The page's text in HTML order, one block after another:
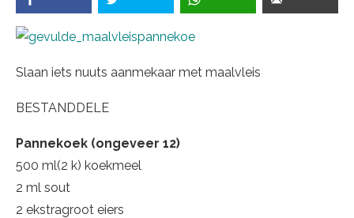
Slaan iets nuuts aanmekaar met maalvleis
BESTANDDELE
Pannekoek (ongeveer 12)
500 ml(2 k) koekmeel
2 ml sout
2 ekstragroot eiers